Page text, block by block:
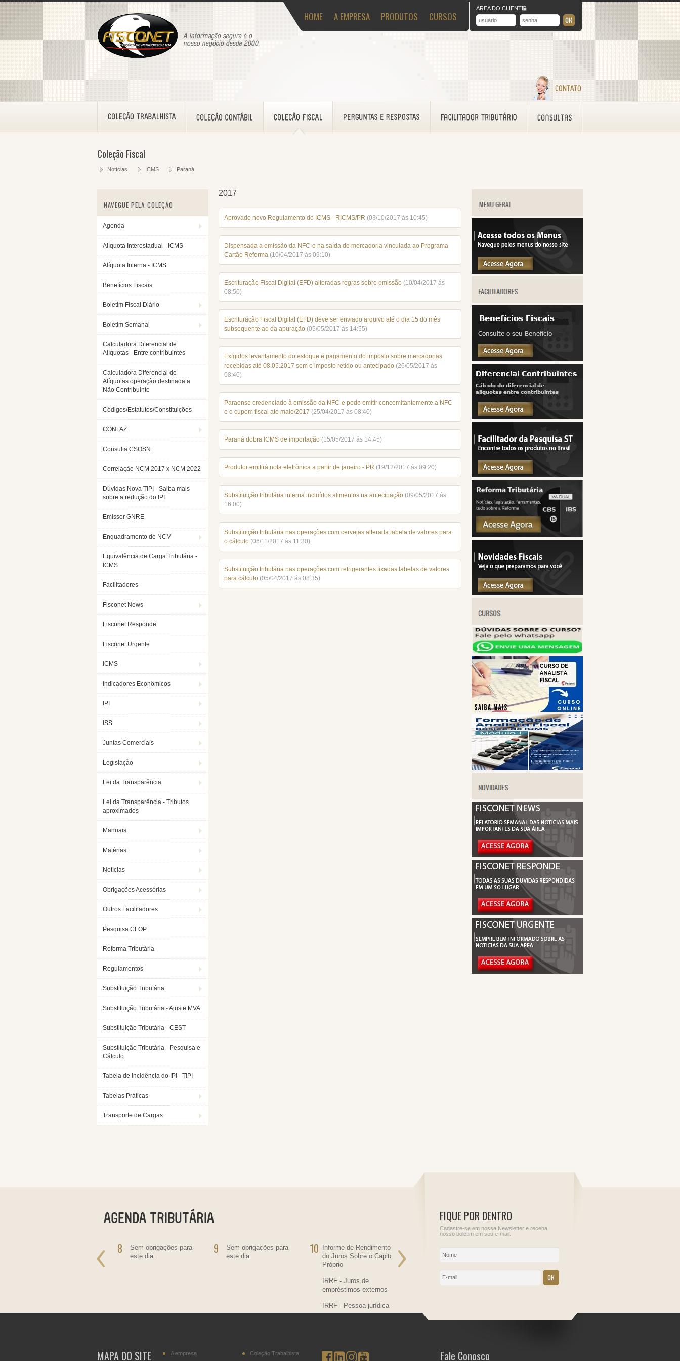
HOME A EMPRESA PRODUTOS CURSOS
ÁREA DO CLIENTE
Coleção Fiscal
Notícias ICMS Paraná
NAVEGUE PELA COLEÇÃO
Agenda
Alíquota Interestadual - ICMS
Alíquota Interna - ICMS
Benefícios Fiscais
Boletim Fiscal Diário
Boletim Semanal
Calculadora Diferencial de
Alíquotas - Entre contribuintes
Calculadora Diferencial de
Alíquotas operação destinada a
Não Contribuinte
Códigos/Estatutos/Constituições
CONFAZ
Consulta CSOSN
Correlação NCM 2017 x NCM 2022
Dúvidas Nova TIPI - Saiba mais
sobre a redução do IPI
Emissor GNRE
Enquadramento de NCM
Equivalência de Carga Tributária -
ICMS
Facilitadores
Fisconet News
Fisconet Responde
Fisconet Urgente
ICMS
Indicadores Econômicos
IPI
ISS
Juntas Comerciais
Legislação
Lei da Transparência
Lei da Transparência - Tributos
aproximados
Manuais
Matérias
Notícias
Obrigações Acessórias
Outros Facilitadores
Pesquisa CFOP
Reforma Tributária
Regulamentos
Substituição Tributária
Substituição Tributária - Ajuste MVA
Substituição Tributária - CEST
Substituição Tributária - Pesquisa e
Cálculo
Tabela de Incidência do IPI - TIPI
Tabelas Práticas
Transporte de Cargas
2017
Aprovado novo Regulamento do ICMS - RICMS/PR (03/10/2017 ás 10:45)
Dispensada a emissão da NFC-e na saída de mercadoria vinculada ao Programa
Cartão Reforma (10/04/2017 ás 09:10)
Escrituração Fiscal Digital (EFD) alteradas regras sobre emissão (10/04/2017 ás
08:50)
Escrituração Fiscal Digital (EFD) deve ser enviado arquivo até o dia 15 do mês
subsequente ao da apuração (05/05/2017 ás 14:55)
Exigidos levantamento do estoque e pagamento do imposto sobre mercadorias
recebidas até 08.05.2017 sem o imposto retido ou antecipado (26/05/2017 ás
08:40)
Paraense credenciado à emissão da NFC-e pode emitir concomitantemente a NFC
e o cupom fiscal até maio/2017 (25/04/2017 ás 08:40)
Paraná dobra ICMS de importação (15/05/2017 ás 14:45)
Produtor emitirá nota eletrônica a partir de janeiro - PR (19/12/2017 ás 09:20)
Substituição tributária interna incluídos alimentos na antecipação (09/05/2017 ás
16:00)
Substituição tributária nas operações com cervejas alterada tabela de valores para
o cálculo (06/11/2017 ás 11:30)
Substituição tributária nas operações com refrigerantes fixadas tabelas de valores
para cálculo (05/04/2017 ás 08:35)
8
Sem obrigações para
este dia.
9
Sem obrigações para
este dia.
10
Informe de Rendimentos
do Juros Sobre o Capital
Próprio
IRRF - Juros de
empréstimos externos
IRRF - Pessoa jurídica
residente no País,
IPI - Cigarros (posição
Sem obrigações para
este dia.
Sem obrigações para
o Art. 70 da Lei nº
FIQUE POR DENTRO
Cadastre-se em nossa Newsletter e receba
nosso boletim em seu e-mail.
MAPA DO SITE A empresa Coleção Trabalhista Fale Conosco